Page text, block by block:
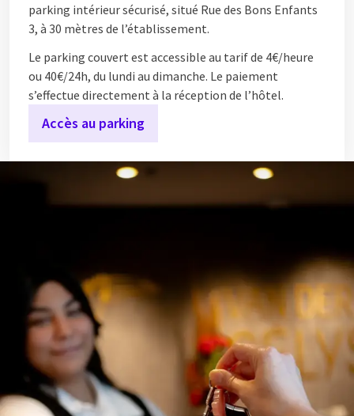
parking intérieur sécurisé, situé Rue des Bons Enfants
3, à 30 mètres de l’établissement.
Le parking couvert est accessible au tarif de 4€/heure
ou 40€/24h, du lundi au dimanche. Le paiement
s’effectue directement à la réception de l’hôtel.
Accès au parking